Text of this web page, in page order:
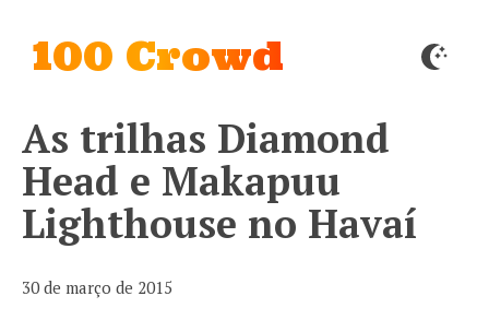
100 Crowd
As trilhas Diamond
Head e Makapuu
Lighthouse no Havaí
30 de março de 2015